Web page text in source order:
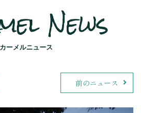
News
カーメルニュース
前のニュース